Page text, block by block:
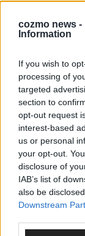
cozmo news -
Information
If you wish to
processing of
targeted
section to
opt-out request
interest-based
us or personal
your opt-out.
disclosure of
IAB’s list of
also be
Downstream
Über
Hier schreiben,
was euch
News,
brandheiße
oder crazy